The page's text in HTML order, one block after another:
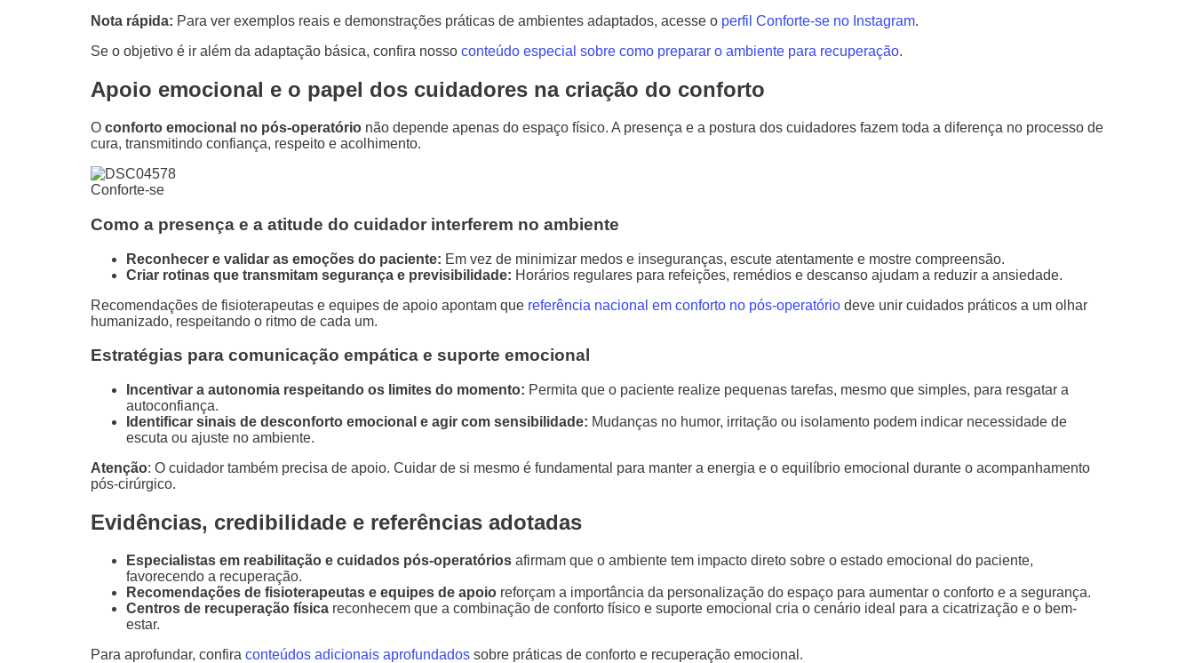
Nota rápida: Para ver exemplos reais e demonstrações práticas de ambientes adaptados, acesse o perfil Conforte-se no Instagram.
Se o objetivo é ir além da adaptação básica, confira nosso conteúdo especial sobre como preparar o ambiente para recuperação.
Apoio emocional e o papel dos cuidadores na criação do conforto
O conforto emocional no pós-operatório não depende apenas do espaço físico. A presença e a postura dos cuidadores fazem toda a diferença no processo de
cura, transmitindo confiança, respeito e acolhimento.
Conforte-se
Como a presença e a atitude do cuidador interferem no ambiente
Reconhecer e validar as emoções do paciente: Em vez de minimizar medos e inseguranças, escute atentamente e mostre compreensão.
Criar rotinas que transmitam segurança e previsibilidade: Horários regulares para refeições, remédios e descanso ajudam a reduzir a ansiedade.
Recomendações de fisioterapeutas e equipes de apoio apontam que referência nacional em conforto no pós-operatório deve unir cuidados práticos a um olhar
humanizado, respeitando o ritmo de cada um.
Estratégias para comunicação empática e suporte emocional
Incentivar a autonomia respeitando os limites do momento: Permita que o paciente realize pequenas tarefas, mesmo que simples, para resgatar a
autoconfiança.
Identificar sinais de desconforto emocional e agir com sensibilidade: Mudanças no humor, irritação ou isolamento podem indicar necessidade de
escuta ou ajuste no ambiente.
Atenção: O cuidador também precisa de apoio. Cuidar de si mesmo é fundamental para manter a energia e o equilíbrio emocional durante o acompanhamento
pós-cirúrgico.
Evidências, credibilidade e referências adotadas
Especialistas em reabilitação e cuidados pós-operatórios afirmam que o ambiente tem impacto direto sobre o estado emocional do paciente,
favorecendo a recuperação.
Recomendações de fisioterapeutas e equipes de apoio reforçam a importância da personalização do espaço para aumentar o conforto e a segurança.
Centros de recuperação física reconhecem que a combinação de conforto físico e suporte emocional cria o cenário ideal para a cicatrização e o bem-
estar.
Para aprofundar, confira conteúdos adicionais aprofundados sobre práticas de conforto e recuperação emocional.